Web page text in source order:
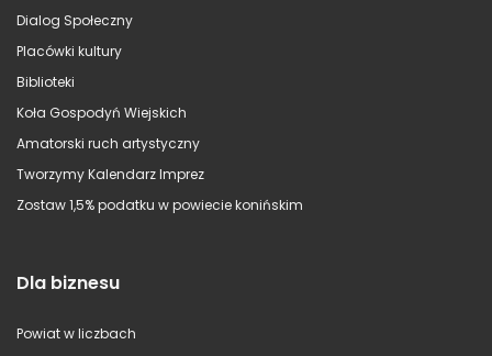
Dialog Społeczny
Placówki kultury
Biblioteki
Koła Gospodyń Wiejskich
Amatorski ruch artystyczny
Tworzymy Kalendarz Imprez
Zostaw 1,5% podatku w powiecie konińskim
Dla biznesu
Powiat w liczbach